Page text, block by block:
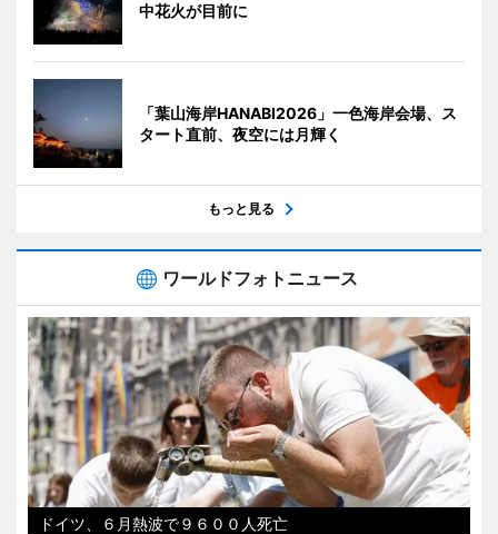
中花火が目前に
「葉山海岸HANABI2026」一色海岸会場、ス
タート直前、夜空には月輝く
もっと見る
ワールドフォトニュース
ドイツ、６月熱波で９６００人死亡